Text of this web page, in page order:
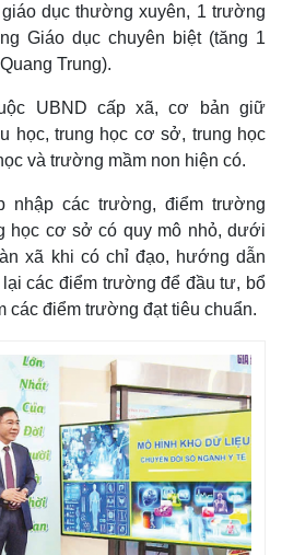
Infographic
dục thường xuyên, 1 trường
Giáo dục chuyên biệt (tăng 1
Trung).
UBND cấp xã, cơ bản giữ
học, trung học cơ sở, trung học
và trường mầm non hiện có.
nhập các trường, điểm trường
học cơ sở có quy mô nhỏ, dưới
xã khi có chỉ đạo, hướng dẫn
các điểm trường để đầu tư, bổ
các điểm trường đạt tiêu chuẩn.